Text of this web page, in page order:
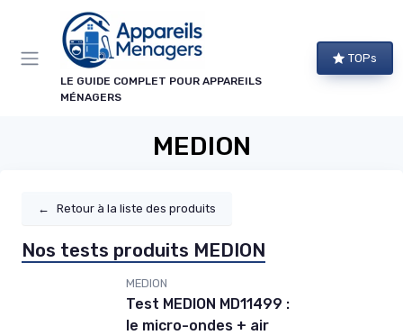
LE GUIDE COMPLET POUR APPAREILS
MÉNAGERS
TOPs
MEDION
← Retour à la liste des produits
Nos tests produits MEDION
MEDION
Test MEDION MD11499 :
le micro-ondes + air
Panneau de gestion des cookies